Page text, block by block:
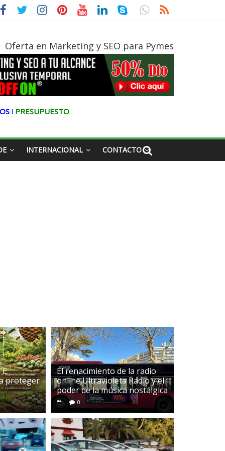
Oferta en Marketing y SEO para Pymes
ǀ PRESUPUESTO
INTERNACIONAL CONTACTO
Tourism Travel
proteger
El renacimiento de la radio
online,Ultravioleta Radio y el
poder de la música nostálgica
0